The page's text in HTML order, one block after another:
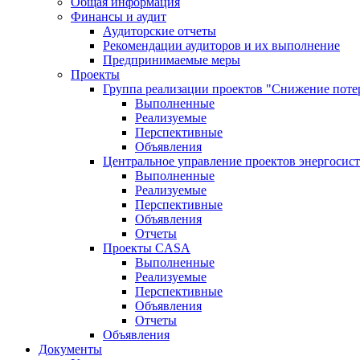
Финансы и аудит
Аудиторские отчеты
Рекомендации аудиторов и их выполнение
Предпринимаемые меры
Проекты
Группа реализации проектов "Снижение
Выполненные
Реализуемые
Перспективные
Объявления
Центральное управление проектов
Выполненные
Реализуемые
Перспективные
Объявления
Отчеты
Проекты CASA
Выполненные
Реализуемые
Перспективные
Объявления
Отчеты
Объявления
Документы